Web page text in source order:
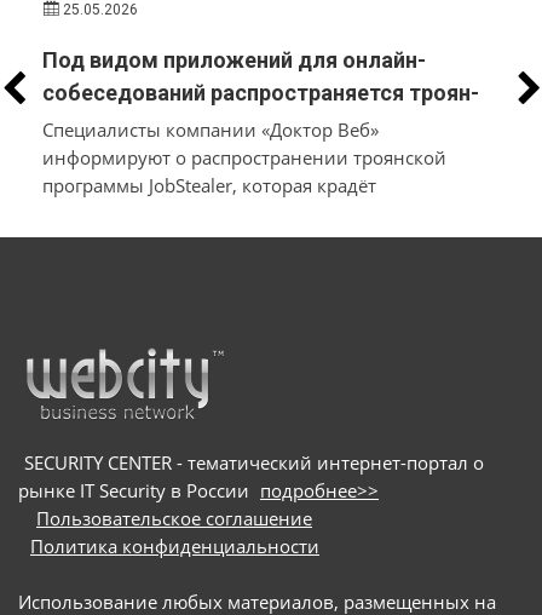
25.05.2026
Под видом приложений для онлайн-
собеседований распространяется троян-
стилер, который вместо трудоустройства
похищает у пользователей macOS и
Windows их данные и денежные средства
Специалисты компании «Доктор Веб»
информируют о распространении троянской
программы JobStealer, которая крадёт
и Windows. Основной целью вредоносного ПО
онлайн-собеседованиями: они направляют
потенциальных жертв на вредоносные сайты и
под видом приложения для видеоконференций
SECURITY CENTER - тематический интернет-портал о
рынке IT Security в России подробнее>>
Пользовательское соглашение
Политика конфиденциальности
Использование любых материалов, размещенных на